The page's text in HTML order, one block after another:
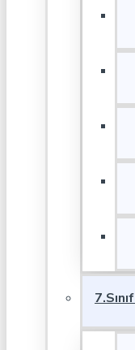
7.Sınıf